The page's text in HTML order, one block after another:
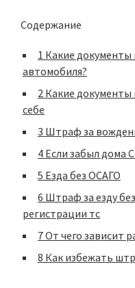
Содержание
1 Какие
автомобиля?
2 Какие
себе
3 Штраф за
4 Если забыл дома
5 Езда без ОСАГО
6 Штраф за езду
регистрации тс
7От чего зависит
8 Как избежать